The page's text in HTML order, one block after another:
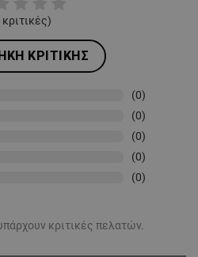
κριτικές)
ΚΡΙΤΙΚΉΣ
(0)
(0)
(0)
(0)
(0)
κριτικές πελατών.